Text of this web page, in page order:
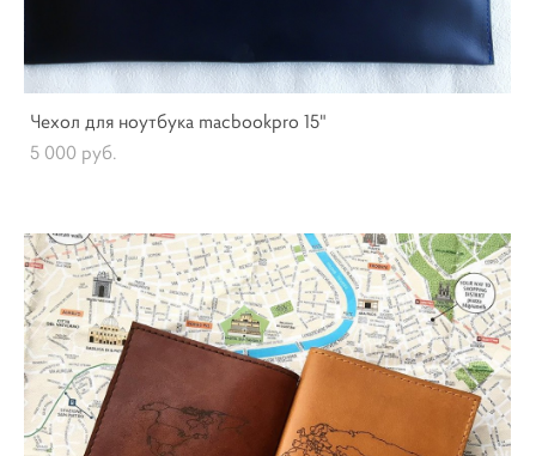
Чехол для ноутбука macbookpro 15"
5 000 pуб.